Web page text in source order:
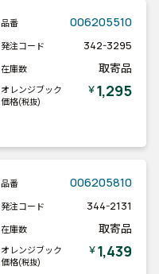
品番 006205510
発注コード 342-3295
在庫数 取寄品
オレンジブック
価格(税抜)
￥1,295
品番 006205810
発注コード 344-2131
在庫数 取寄品
オレンジブック
価格(税抜)
￥1,439